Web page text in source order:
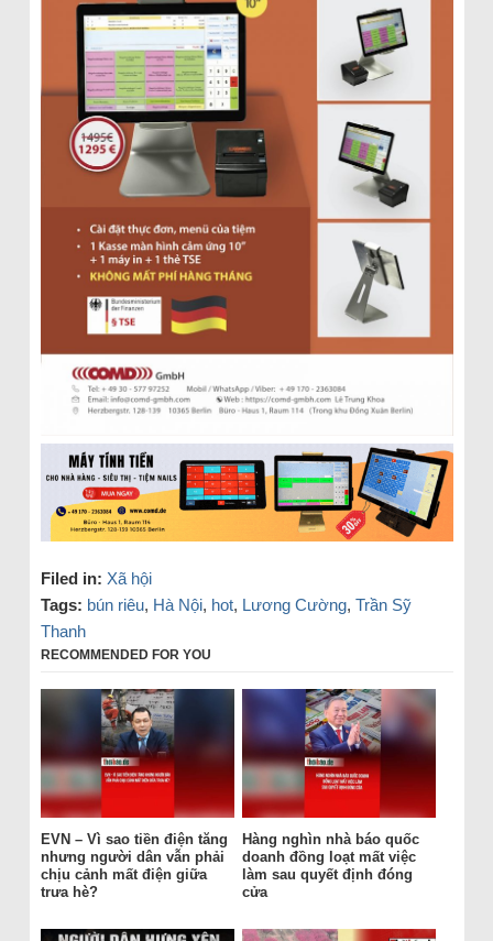
Filed in: Xã hội
Tags: bún riêu, Hà Nội, hot, Lương Cường, Trần Sỹ
Thanh
RECOMMENDED FOR YOU
EVN – Vì sao tiền điện tăng
nhưng người dân vẫn phải
chịu cảnh mất điện giữa
trưa hè?
Hàng nghìn nhà báo quốc
doanh đồng loạt mất việc
làm sau quyết định đóng
cửa